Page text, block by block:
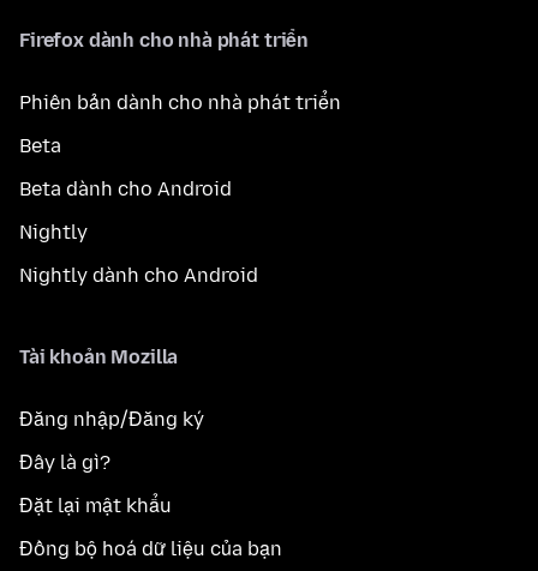
Firefox dành cho nhà phát triển
Phiên bản dành cho nhà phát triển
Beta
Beta dành cho Android
Nightly
Nightly dành cho Android
Tài khoản Mozilla
Đăng nhập/Đăng ký
Đây là gì?
Đặt lại mật khẩu
Đồng bộ hoá dữ liệu của bạn